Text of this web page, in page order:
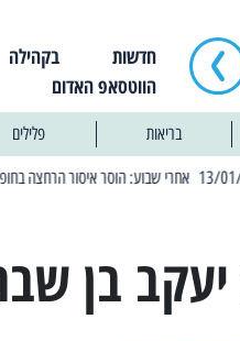
חדשות בקהילה
הווטסאפ האדום
בריאות פלילים
יעקב בן